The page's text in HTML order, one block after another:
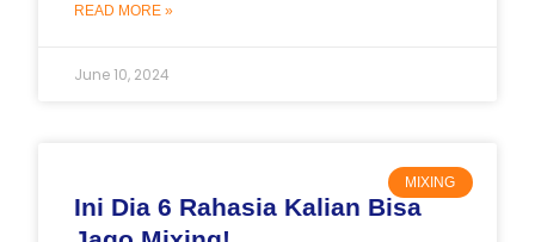
READ MORE »
June 10, 2024
MIXING
Ini Dia 6 Rahasia Kalian Bisa